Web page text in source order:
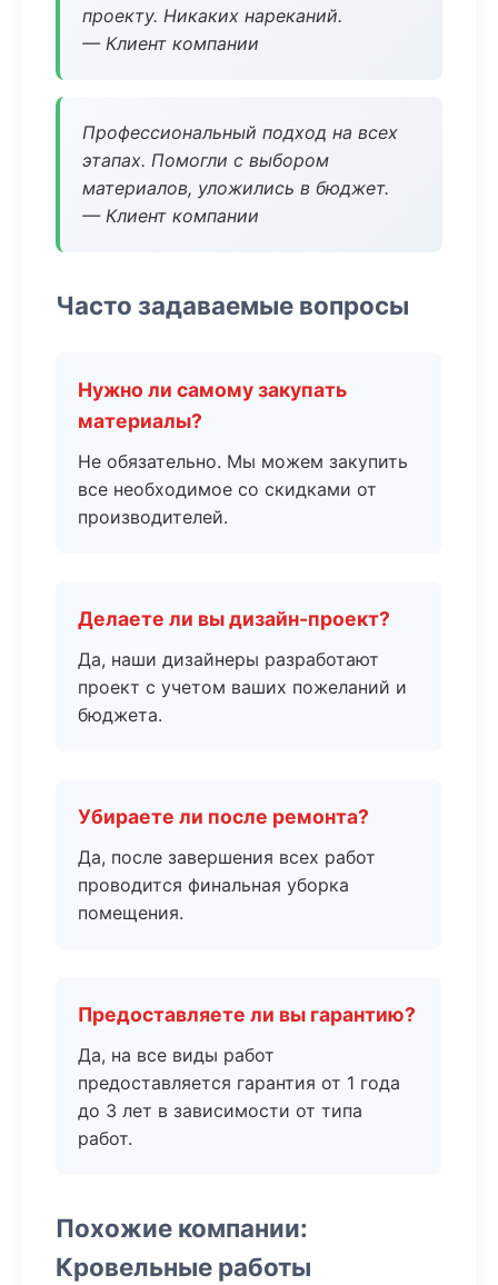
проекту. Никаких нареканий.
— Клиент компании
Профессиональный подход на всех
этапах. Помогли с выбором
материалов, уложились в бюджет.
— Клиент компании
Часто задаваемые вопросы
Нужно ли самому закупать
материалы?
Не обязательно. Мы можем закупить
все необходимое со скидками от
производителей.
Делаете ли вы дизайн-проект?
Да, наши дизайнеры разработают
проект с учетом ваших пожеланий и
бюджета.
Убираете ли после ремонта?
Да, после завершения всех работ
проводится финальная уборка
помещения.
Предоставляете ли вы гарантию?
Да, на все виды работ
предоставляется гарантия от 1 года
до 3 лет в зависимости от типа
работ.
Похожие компании:
Кровельные работы